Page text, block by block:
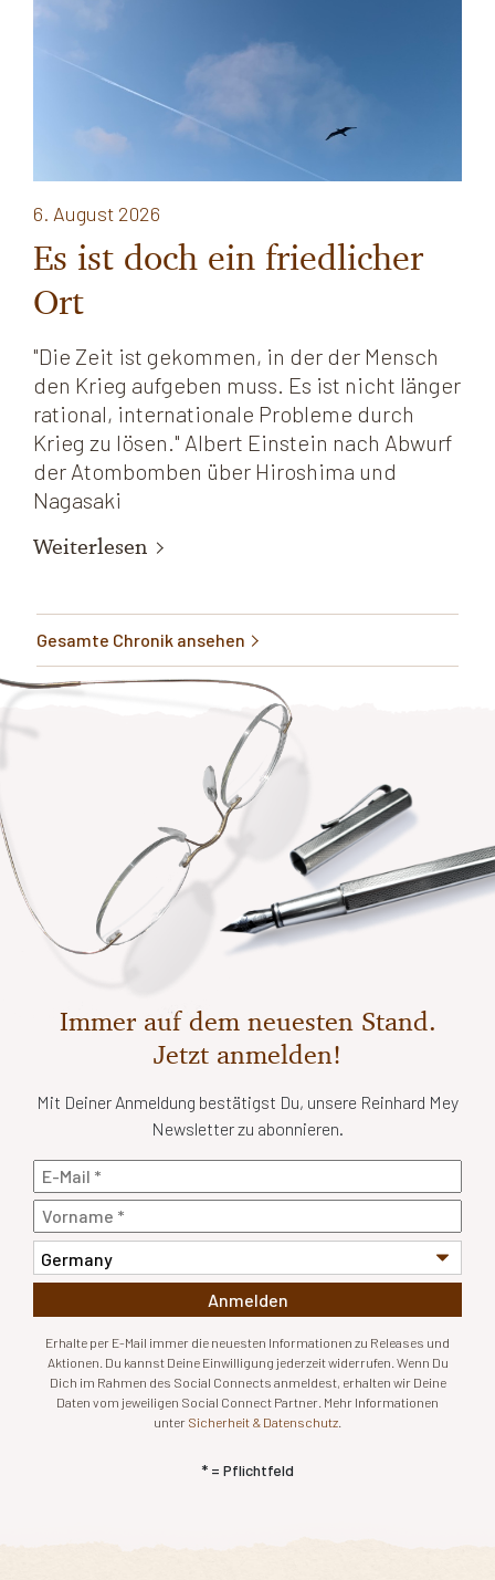
6. August 2026
Es ist doch ein friedlicher
Ort
"Die Zeit ist gekommen, in der der Mensch
den Krieg aufgeben muss. Es ist nicht länger
rational, internationale Probleme durch
Krieg zu lösen." Albert Einstein nach Abwurf
der Atombomben über Hiroshima und
Nagasaki
Weiterlesen
Gesamte Chronik ansehen
Immer auf dem neuesten Stand.
Jetzt anmelden!
Mit Deiner Anmeldung bestätigst Du, unsere Reinhard Mey
Newsletter zu abonnieren.
Anmelden
Erhalte per E-Mail immer die neuesten Informationen zu Releases und
Aktionen. Du kannst Deine Einwilligung jederzeit widerrufen. Wenn Du
Dich im Rahmen des Social Connects anmeldest, erhalten wir Deine
Daten vom jeweiligen Social Connect Partner. Mehr Informationen
unter Sicherheit & Datenschutz
* = Pflichtfeld